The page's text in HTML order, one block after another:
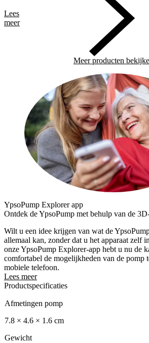
Lees
meer
Meer producten
YpsoPump Explorer app
Ontdek de YpsoPump met behulp van de
Wilt u een idee krijgen van wat de
allemaal kan, zonder dat u het apparaat zelf
onze YpsoPump Explorer-app hebt u nu de
comfortabel de mogelijkheden van de pomp
mobiele telefoon.
Lees meer
Productspecificaties
Afmetingen pomp
7.8 × 4.6 × 1.6 cm
Gewicht